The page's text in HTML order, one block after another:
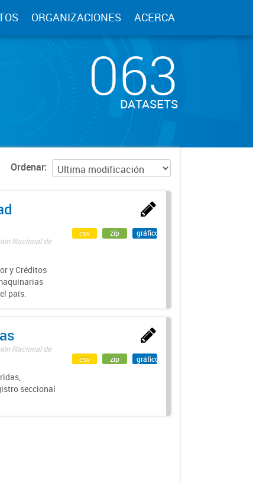
ORGANIZACIONES ACERCA
063
DATASETS
Ordenar
Nacional de
y Créditos
país.
csv zip gráfico
Nacional de
seccional
csv zip gráfico